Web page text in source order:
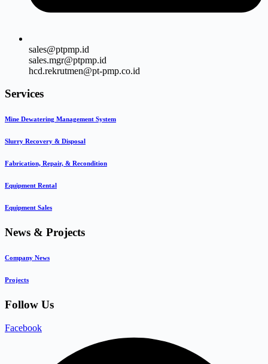
sales@ptpmp.id
sales.mgr@ptpmp.id
hcd.rekrutmen@pt-pmp.co.id
Services
Mine Dewatering Management System
Slurry Recovery & Disposal
Fabrication, Repair, & Recondition
Equipment Rental
Equipment Sales
News & Projects
Company News
Projects
Follow Us
Facebook